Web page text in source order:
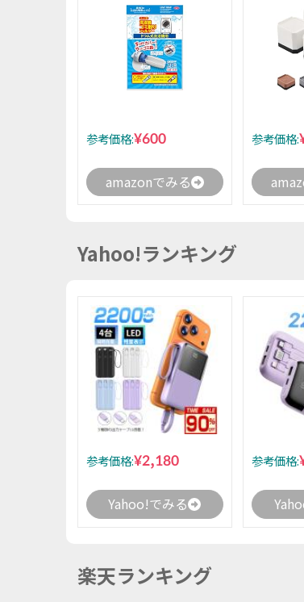
参考価格:¥600
amazonでみる
参考価格:
Yahoo!ランキング
参考価格:¥2,180
Yahoo!でみる
参考価格:
楽天ランキング